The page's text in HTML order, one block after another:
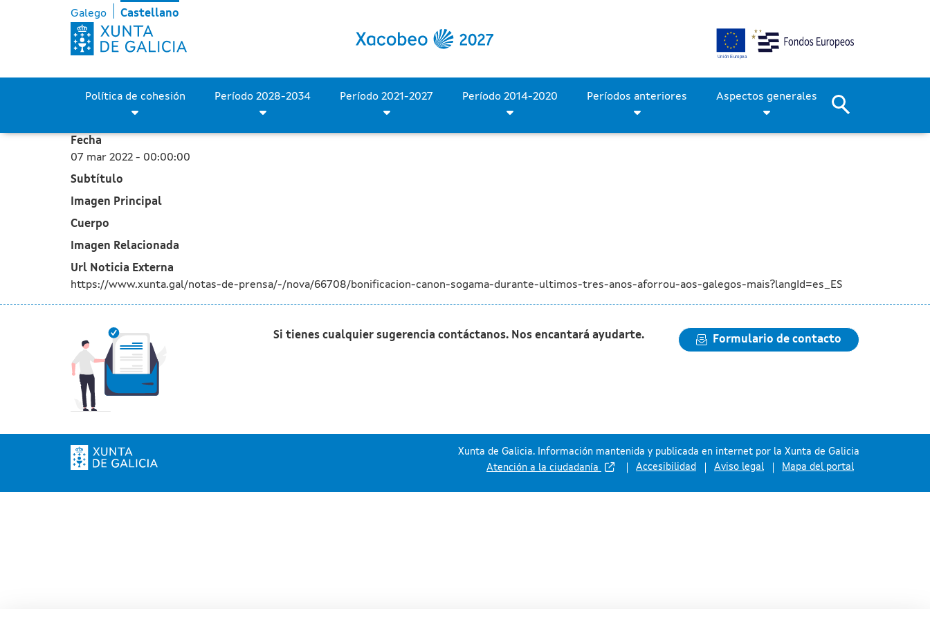
La bonificación del canon de Sogama durante los últimos tres años ahorró a
Saltar al contenido principal
Galego Castellano
Fecha
07 mar 2022 - 00:00:00
Subtítulo
Imagen Principal
Cuerpo
Imagen Relacionada
Url Noticia Externa
https://www.xunta.gal/notas-de-prensa/-/nova/66708/bonificacion-canon-sogama-durante-ultimos-tres-anos-aforrou-aos-galegos-mais?langId=es_ES
Si tienes cualquier sugerencia contáctanos. Nos encantará ayudarte. Formulario de contacto
Xunta de Galicia. Información mantenida y publicada en internet por la Xunta de Galicia
Atención a la ciudadanía
Accesibilidad Aviso legal Mapa del portal